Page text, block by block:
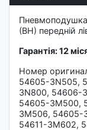
(BH) передній
Гарантія: 12
Номер
54605-3N505,
3N800, 54606-
54605-3M500,
3M506, 54605-
54611-3M602,